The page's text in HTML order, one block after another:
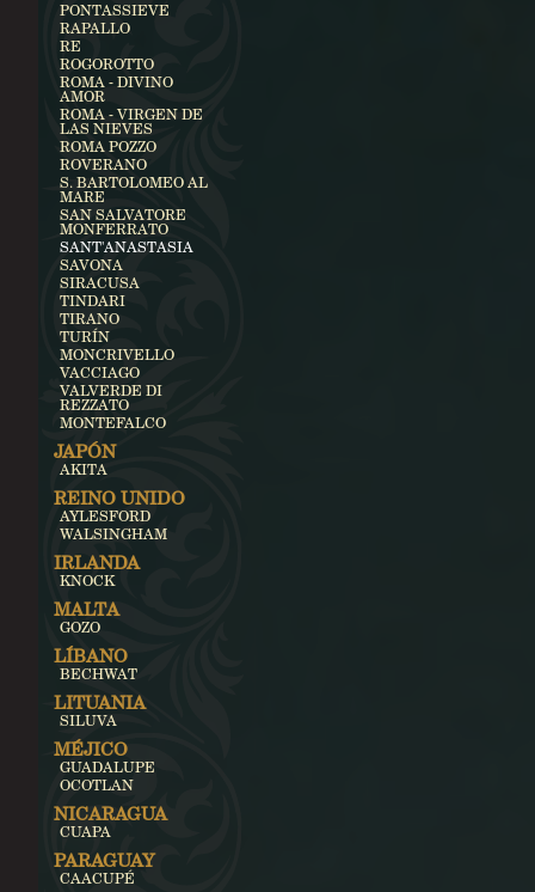
PONTASSIEVE
RAPALLO
RE
ROGOROTTO
ROMA - DIVINO
AMOR
ROMA - VIRGEN DE
LAS NIEVES
ROMA POZZO
ROVERANO
S. BARTOLOMEO AL
MARE
SAN SALVATORE
MONFERRATO
SANT'ANASTASIA
SAVONA
SIRACUSA
TINDARI
TIRANO
TURÍN
MONCRIVELLO
VACCIAGO
VALVERDE DI
REZZATO
MONTEFALCO
JAPÓN
AKITA
REINO UNIDO
AYLESFORD
WALSINGHAM
IRLANDA
KNOCK
MALTA
GOZO
LÍBANO
BECHWAT
LITUANIA
SILUVA
MÉJICO
GUADALUPE
OCOTLAN
NICARAGUA
CUAPA
PARAGUAY
CAACUPÉ